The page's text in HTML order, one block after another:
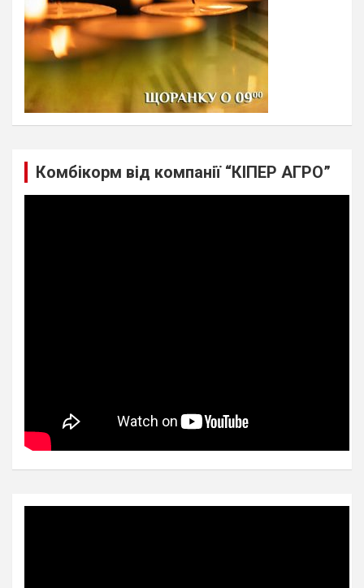
Комбікорм від компанії “КІПЕР АГРО”